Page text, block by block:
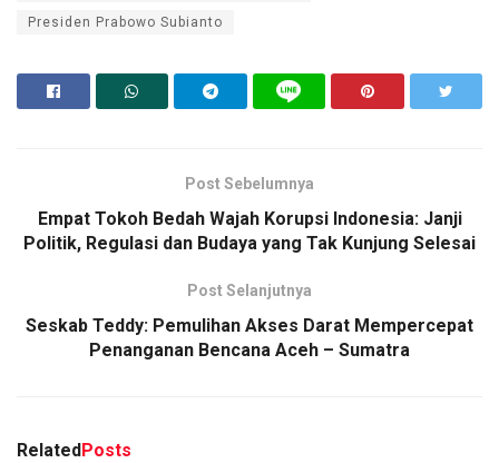
Presiden Prabowo Subianto
Post Sebelumnya
Empat Tokoh Bedah Wajah Korupsi Indonesia: Janji
Politik, Regulasi dan Budaya yang Tak Kunjung Selesai
Post Selanjutnya
Seskab Teddy: Pemulihan Akses Darat Mempercepat
Penanganan Bencana Aceh – Sumatra
Related Posts